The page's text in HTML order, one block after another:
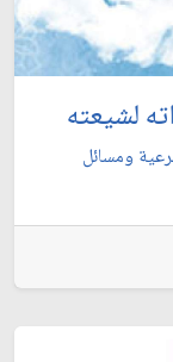
لشيعته
ومسائل